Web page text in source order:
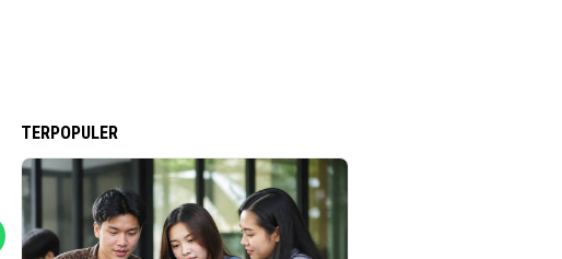
TERPOPULER